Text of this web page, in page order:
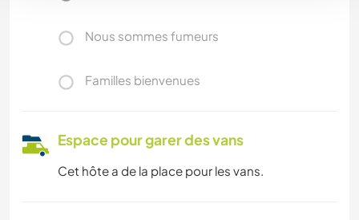
Nous sommes fumeurs
Familles bienvenues
Espace pour garer des vans
Cet hôte a de la place pour les vans.